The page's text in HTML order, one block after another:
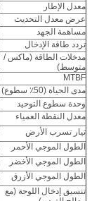
معدل الإطار
عرض معدل التحديث
مساهمة الجهد
تردد طاقة الإدخال
مدخلات الطاقة (ماكس /
متوسط)
MTBF
مدى الحياة (50٪ سطوع)
وحدة سطوع التوحيد
معدل النقطة العمياء
تيار تسرب الأرض
الطول الموجي الأحمر
الطول الموجي الأخضر
الطول الموجي الأزرق
تنسيق إدخال اللوحة (مع